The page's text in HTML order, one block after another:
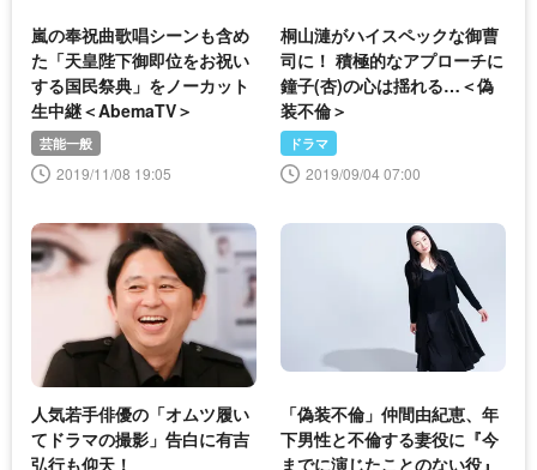
嵐の奉祝曲歌唱シーンも含め
た「天皇陛下御即位をお祝い
する国民祭典」をノーカット
生中継＜AbemaTV＞
芸能一般
2019/11/08 19:05
桐山漣がハイスペックな御曹
司に！ 積極的なアプローチに
鐘子(杏)の心は揺れる…＜偽
装不倫＞
ドラマ
2019/09/04 07:00
人気若手俳優の「オムツ履い
てドラマの撮影」告白に有吉
弘行も仰天！
「偽装不倫」仲間由紀恵、年
下男性と不倫する妻役に『今
までに演じたことのない役』